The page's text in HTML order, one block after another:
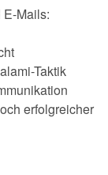
E-Mails:
Taktik
erfolgreicher